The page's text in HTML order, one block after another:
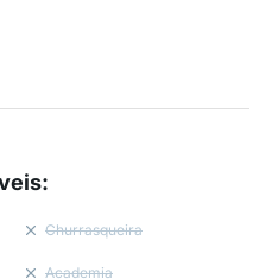
:
Churrasqueira
Academia